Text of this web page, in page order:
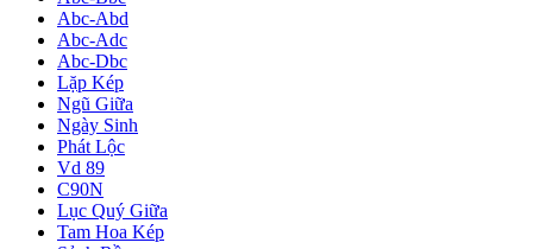
Abc-Abd
Abc-Adc
Abc-Dbc
Lặp Kép
Ngũ Giữa
Ngày Sinh
Phát Lộc
Vd 89
C90N
Lục Quý Giữa
Tam Hoa Kép